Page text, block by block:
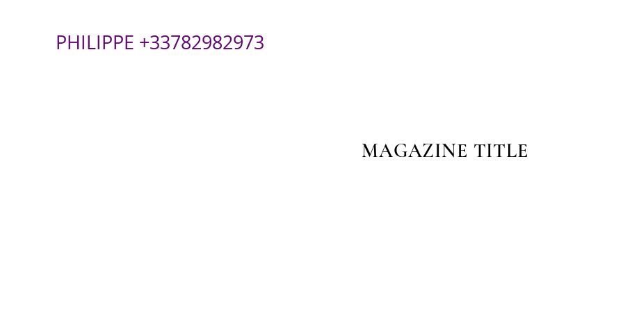
PHILIPPE +33782982973
MAGAZINE TITLE